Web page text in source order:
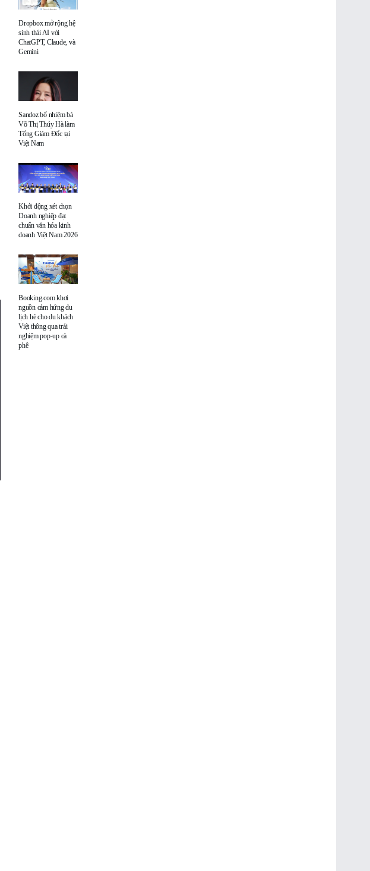
Dropbox mở rộng hệ
sinh thái AI với
ChatGPT, Claude, và
Gemini
Sandoz bổ nhiệm bà
Võ Thị Thúy Hà làm
Tổng Giám Đốc tại
Việt Nam
Khởi động xét chọn
Doanh nghiệp đạt
chuẩn văn hóa kinh
doanh Việt Nam 2026
Booking.com khơi
nguồn cảm hứng du
lịch hè cho du khách
Việt thông qua trải
nghiệm pop-up cà
phê